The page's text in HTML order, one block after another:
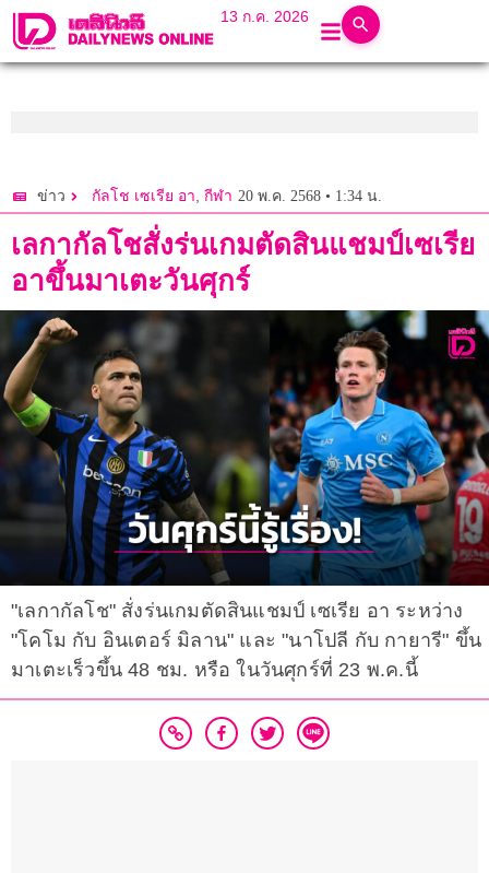
13 ก.ค. 2026
ข่าว กัลโช เซเรีย อา, กีฬา 20 พ.ค. 2568 • 1:34 น.
เลกากัลโชสั่งร่นเกมตัดสินแชมป์เซเรีย
อาขึ้นมาเตะวันศุกร์
"เลกากัลโช" สั่งร่นเกมตัดสินแชมป์ เซเรีย อา ระหว่าง
"โคโม กับ อินเตอร์ มิลาน" และ "นาโปลี กับ กายารี" ขึ้น
มาเตะเร็วขึ้น 48 ชม. หรือ ในวันศุกร์ที่ 23 พ.ค.นี้